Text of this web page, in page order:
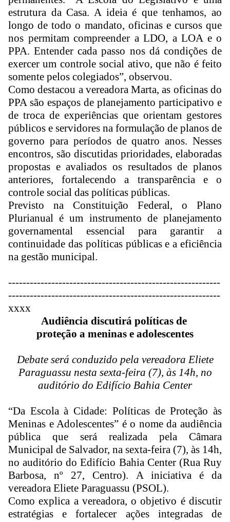
estrutura da Casa. A ideia é que tenhamos, ao
longo de todo o mandato, oficinas e cursos que
nos permitam compreender a LDO, a LOA e o
PPA. Entender cada passo nos dá condições de
exercer um controle social ativo, que não é feito
somente pelos colegiados”, observou.
Como destacou a vereadora Marta, as oficinas do
PPA são espaços de planejamento participativo e
de troca de experiências que orientam gestores
públicos e servidores na formulação de planos de
governo para períodos de quatro anos. Nesses
encontros, são discutidas prioridades, elaboradas
propostas e avaliados os resultados de planos
anteriores, fortalecendo a transparência e o
controle social das políticas públicas.
Previsto na Constituição Federal, o Plano
Plurianual é um instrumento de planejamento
governamental essencial para garantir a
continuidade das políticas públicas e a eficiência
na gestão municipal.
-----------------------------------------------------------
-----------------------------------------------------------
xxxx
Audiência discutirá políticas de
proteção a meninas e adolescentes
Debate será conduzido pela vereadora Eliete
Paraguassu nesta sexta-feira (7), às 14h, no
auditório do Edifício Bahia Center
“Da Escola à Cidade: Políticas de Proteção às
Meninas e Adolescentes” é o nome da audiência
pública que será realizada pela Câmara
Municipal de Salvador, na sexta-feira (7), às 14h,
no auditório do Edifício Bahia Center (Rua Ruy
Barbosa, nº 27, Centro). A iniciativa é da
vereadora Eliete Paraguassu (PSOL).
Como explica a vereadora, o objetivo é discutir
estratégias e fortalecer ações integradas de